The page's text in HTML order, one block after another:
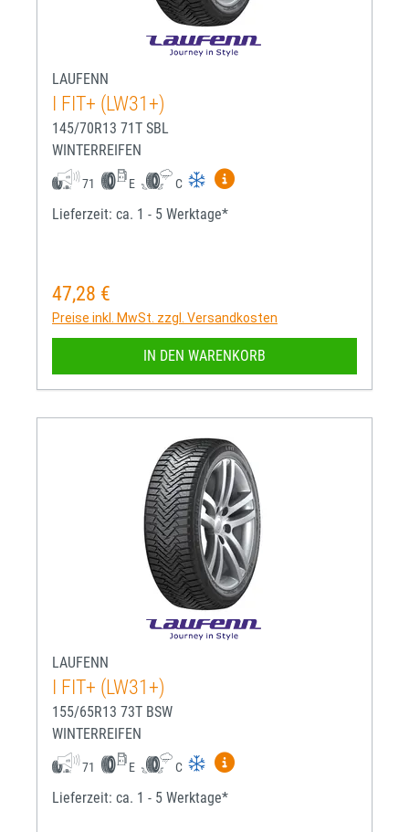
LAUFENN
I FIT+ (LW31+)
145/70R13 71T SBL
WINTERREIFEN
71 E C
Mehr Informationen zum
Lieferzeit: ca. 1 - 5 Werktage*
Regulärer Preis:
47,28 €
Preise inkl. MwSt. zzgl. Versandkosten
IN DEN WARENKORB
LAUFENN
I FIT+ (LW31+)
155/65R13 73T BSW
WINTERREIFEN
71 E C
Mehr Informationen zum
Lieferzeit: ca. 1 - 5 Werktage*